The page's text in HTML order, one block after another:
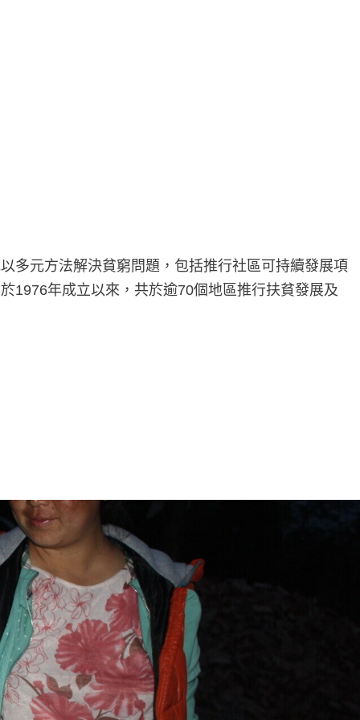
多元方法解決貧窮問題，包括推行社區可持續發展項
1976年成立以來，共於逾70個地區推行扶貧發展及